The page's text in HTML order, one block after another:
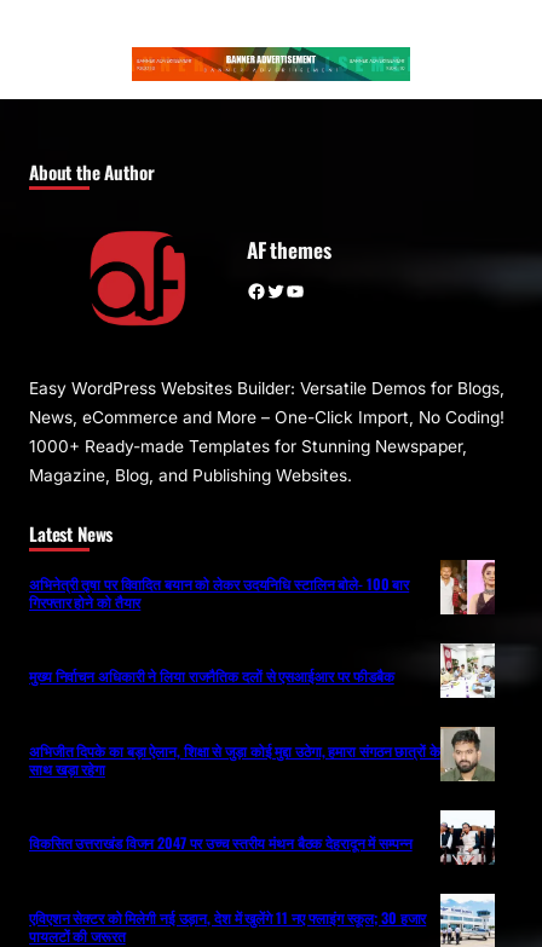
About the Author
AF themes
Facebook Twitter YouTube
Easy WordPress Websites Builder: Versatile Demos for Blogs,
News, eCommerce and More – One-Click Import, No Coding!
1000+ Ready-made Templates for Stunning Newspaper,
Magazine, Blog, and Publishing Websites.
Latest News
अभिनेत्री तृषा पर विवादित बयान को लेकर उदयनिधि स्टालिन बोले- 100 बार
गिरफ्तार होने को तैयार
मुख्य निर्वाचन अधिकारी ने लिया राजनैतिक दलों से एसआईआर पर फीडबैक
अभिजीत दिपके का बड़ा ऐलान, शिक्षा से जुड़ा कोई मुद्दा उठेगा, हमारा संगठन छात्रों के
साथ खड़ा रहेगा
विकसित उत्तराखंड विजन 2047 पर उच्च स्तरीय मंथन बैठक देहरादून में सम्पन्न
एविएशन सेक्टर को मिलेगी नई उड़ान, देश में खुलेंगे 11 नए फ्लाइंग स्कूल; 30 हजार
पायलटों की जरूरत